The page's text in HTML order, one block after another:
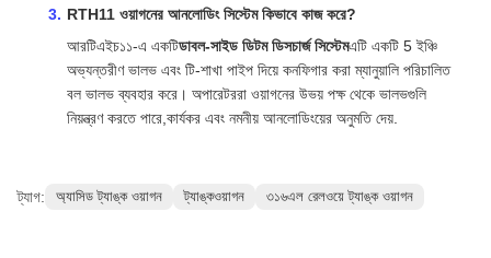
RTH11 ওয়াগনের আনলোডিং সিস্টেম কিভাবে কাজ করে?
আরটিএইচ১১-এ একটিডাবল-সাইড ডিটম ডিসচার্জ সিস্টেমএটি একটি 5 ইঞ্চি
অভ্যন্তরীণ ভালভ এবং টি-শাখা পাইপ দিয়ে কনফিগার করা ম্যানুয়ালি পরিচালিত
বল ভালভ ব্যবহার করে। অপারেটররা ওয়াগনের উভয় পক্ষ থেকে ভালভগুলি
নিয়ন্ত্রণ করতে পারে,কার্যকর এবং নমনীয় আনলোডিংয়ের অনুমতি দেয়.
ট্যাগ: অ্যাসিড ট্যাঙ্ক ওয়াগন ট্যাঙ্কওয়াগন ৩১৬এল রেলওয়ে ট্যাঙ্ক ওয়াগন